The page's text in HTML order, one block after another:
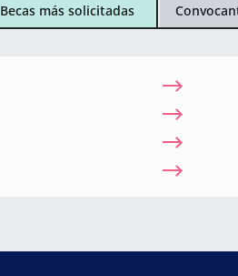
Becas más solicitadas